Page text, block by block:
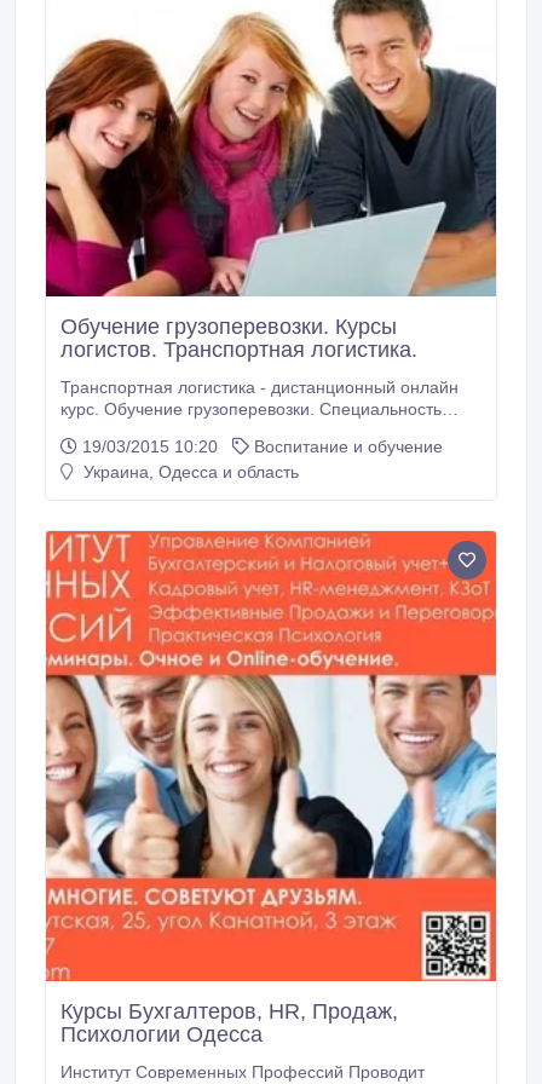
Обучение грузоперевозки. Курсы
логистов. Транспортная логистика.
Транспортная логистика - дистанционный онлайн
курс. Обучение грузоперевозки. Специальность
http://logistic.eco-gruzovoz.com - подробно на сайте.
В процессе изучения курса Вы: получите
материал, подготовленный компанией TM ECO-
GRUZOVOZ ( конспект, инфографика, образцы
документов), ознакомитесь с актуальными статьями
по теме, изучите указанную обязательную и
дополнительную литературу; общение онлайн
происходит в согласованное за ранее с Вами
время, по графику; онлайн общение с тренером
может быть - skype и вебинарная комната,
некоторые индивидуальные вопросы в телефонном
режиме; группы не более 5 человек; тренер
объясняет и дополняет учебный материал,
отвечает на все возникшие вопросы; выполняете
практикумы и индивидуальные проекты по каждому
модулю ; проходите еже модульный и итоговый
контроль знаний.
19/03/2015 10:20
Воспитание и обучение
Украина, Одесса и область
Курсы Бухгалтеров, HR, Продаж,
Психологии Одесса
Институт Современных Профессий Проводит